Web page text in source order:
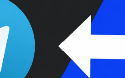
Colunas